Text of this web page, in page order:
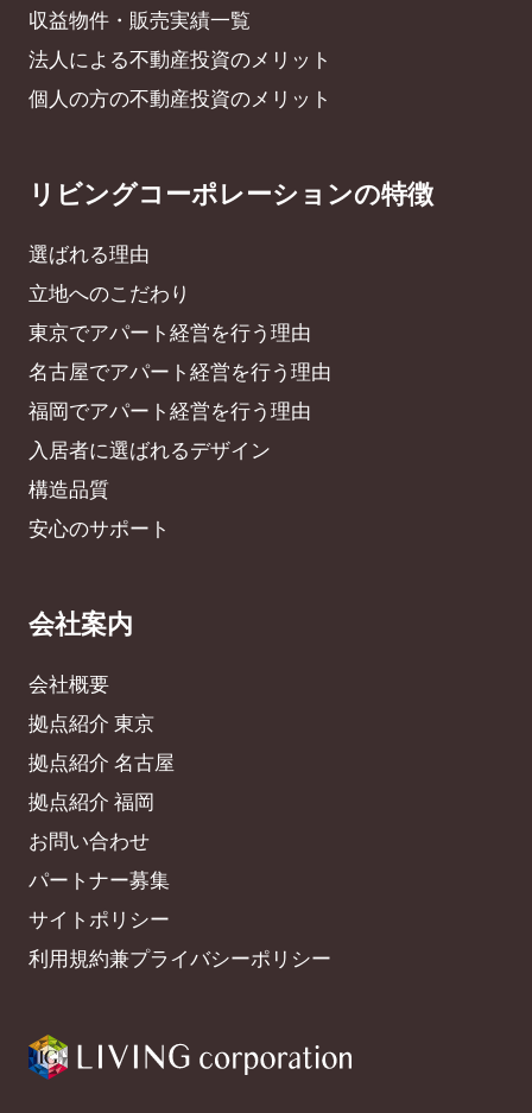
収益物件・販売実績一覧
法人による不動産投資のメリット
個人の方の不動産投資のメリット
リビングコーポレーションの特徴
選ばれる理由
立地へのこだわり
東京でアパート経営を行う理由
名古屋でアパート経営を行う理由
福岡でアパート経営を行う理由
入居者に選ばれるデザイン
構造品質
安心のサポート
会社案内
会社概要
拠点紹介 東京
拠点紹介 名古屋
拠点紹介 福岡
お問い合わせ
パートナー募集
サイトポリシー
利用規約兼プライバシーポリシー